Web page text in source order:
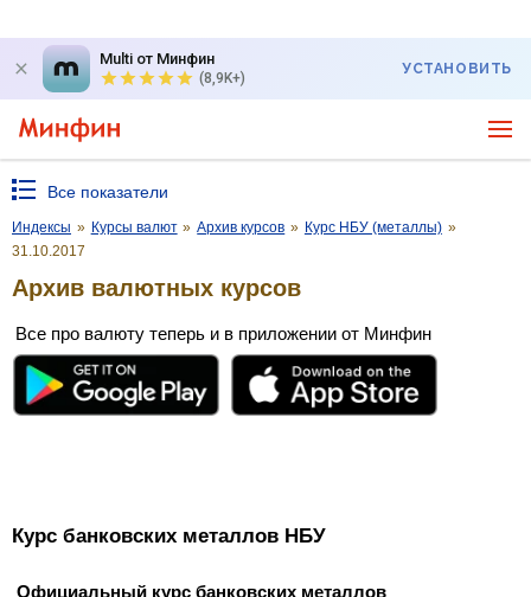
Multi от Минфин
(8,9K+)
УСТАНОВИТЬ
Все показатели
Индексы » Курсы валют » Архив курсов » Курс НБУ (металлы) »
31.10.2017
Архив валютных курсов
Все про валюту теперь и в приложении от Минфин
Курс банковских металлов НБУ
Официальный курс банковских металлов